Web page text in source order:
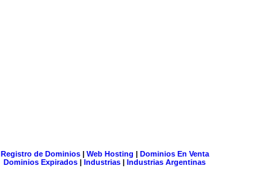
Registro de Dominios| Web Hosting | Dominios En Venta
Dominios Expirados | Industrias | Industrias Argentinas